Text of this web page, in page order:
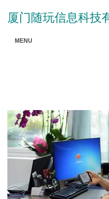
厦门随玩信息科技
MENU